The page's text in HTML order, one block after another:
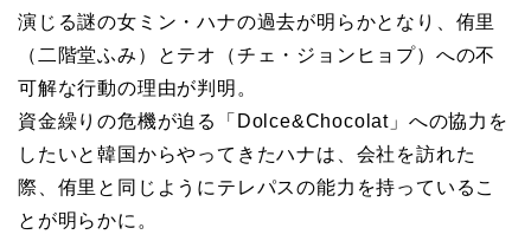
演じる謎の女ミン・ハナの過去が明らかとなり、侑里
（二階堂ふみ）とテオ（チェ・ジョンヒョプ）への不
可解な行動の理由が判明。
資金繰りの危機が迫る「Dolce&Chocolat」への協力を
したいと韓国からやってきたハナは、会社を訪れた
際、侑里と同じようにテレパスの能力を持っているこ
とが明らかに。